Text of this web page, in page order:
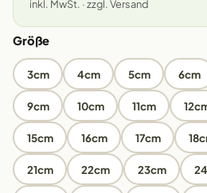
inkl. MwSt. · zzgl. Versand
Größe
3cm 4cm 5cm 6cm
9cm 10cm 11cm
15cm 16cm 17cm
21cm 22cm 23cm